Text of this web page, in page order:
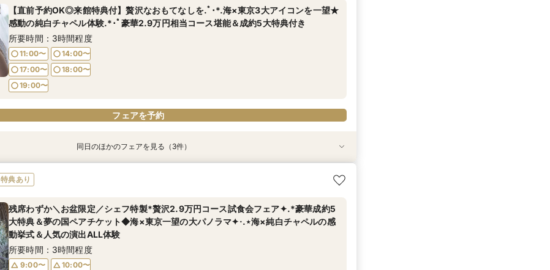
所要時間：3時間程度
9:00〜
10:00〜
13:30〜
17:00〜
18:00〜
【直前予約OK◎来館特典付】贅沢なおもてなしを.ﾟ･*.海×東京3大アイコンを一望★
感動の純白チャペル体験.*･ﾟ豪華2.9万円相当コース堪能＆成約5大特典付き
所要時間：3時間程度
11:00〜
14:00〜
17:00〜
18:00〜
19:00〜
フェアを予約
【自宅から◎スマホOK】動画で簡単クイック見学&オンライン相談会
11:00〜
14:00〜
17:00〜
18:00〜
19:00〜
*＼安心♪親御様も一緒に見学大歓迎／*大切な家族と過ごす✴︎海を望むプライベート
所要時間：3時間程度
11:00〜
14:00〜
17:00〜
18:00〜
19:00〜
【30名までの少人数】海一望！オープンキッチン付個室で美食堪能
11:00〜
14:00〜
17:00〜
18:00〜
19:00〜
同日のほかのフェアを見る（3件）
特典あり
残席わずか＼お盆限定／シェフ特製*贅沢2.9万円コース試食会フェア✦.*豪華成約5
大特典＆夢の国ペアチケット◆海×東京一望の大パノラマ✦·.⋆海×純白チャペルの感
動挙式＆人気の演出ALL体験
所要時間：3時間程度
9:00〜
10:00〜